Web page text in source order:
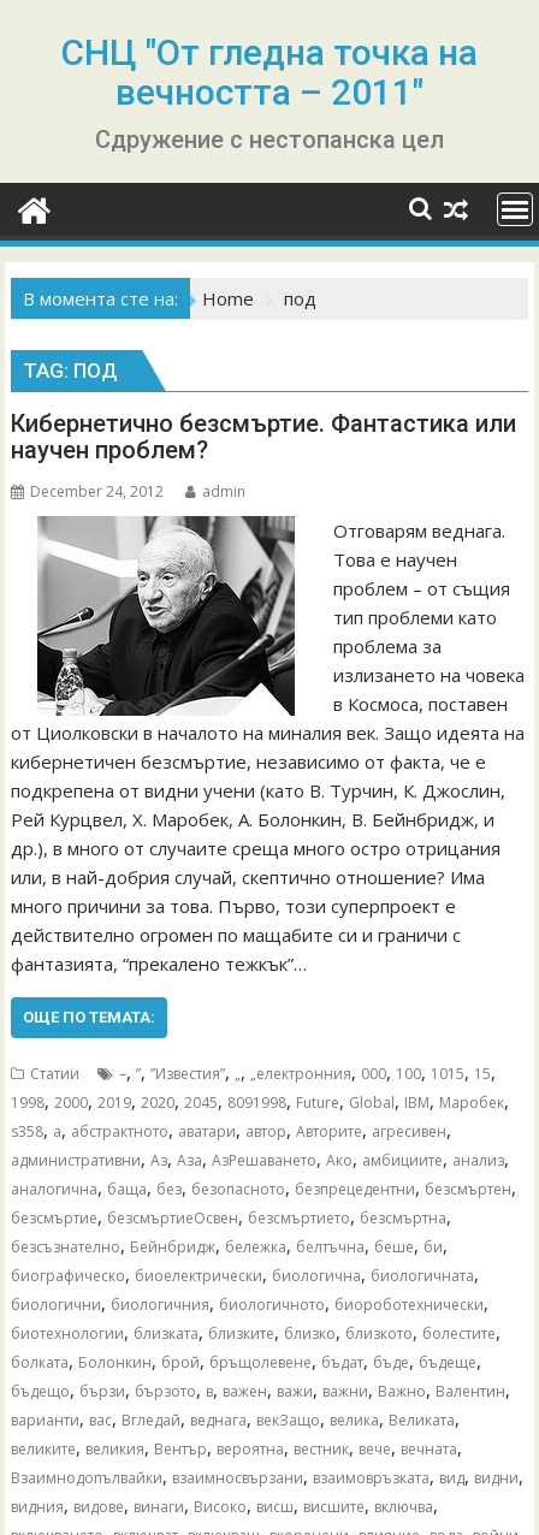
СНЦ "От гледна точка на
вечността – 2011"
Сдружение с нестопанска цел
В момента сте на: Home под
TAG: ПОД
Кибернетично безсмъртие. Фантастика или
научен проблем?
December 24, 2012 admin
Отговарям веднага.
Това е научен
проблем – от същия
тип проблеми като
проблема за
излизането на човека
в Космоса, поставен
от Циолковски в началото на миналия век. Защо идеята на
кибернетичен безсмъртие, независимо от факта, че е
подкрепена от видни учени (като В. Турчин, К. Джослин,
Рей Курцвел, Х. Mаробек, А. Болонкин, В. Бейнбридж, и
др.), в много от случаите среща много остро отрицания
или, в най-добрия случай, скептично отношение? Има
много причини за това. Първо, този суперпроект е
действително огромен по мащабите си и граничи с
фантазията, “прекалено тежкък”…
ОЩЕ ПО ТЕМАТА:
Статии –,”,”Известия”, „, „електронния, 000, 100, 1015, 15,
1998,2000,2019,2020,2045, 8091998, Future, Global, IBM, Mаробек,
s358, а, абстрактното, аватари, автор,Авторите, агресивен,
административни,Аз,Аза,АзРешаването,Ако, амбициите, анализ,
аналогична, баща, без, безопасното, безпрецедентни, безсмъртен,
безсмъртие, безсмъртиеОсвен, безсмъртието, безсмъртна,
безсъзнателно, Бейнбридж, бележка, белтъчна, беше, би,
биографическо, биоелектрически, биологична, биологичната,
биологични, биологичния, биологичното, биороботехнически,
биотехнологии, близката, близките, близко, близкото, болестите,
болката, Болонкин, брой, бръщолевене, бъдат, бъде, бъдеще,
бъдещо, бързи, бързото, в, важен, важи, важни, Важно, Валентин,
варианти, вас, Вгледай, веднага, векЗащо, велика, Великата,
великите, великия, Вентър, вероятна, вестник, вече, вечната,
Взаимнодопълвайки, взаимносвързани, взаимовръзката, вид, видни,
видния, видове, винаги, Високо, висш, висшите, включва,